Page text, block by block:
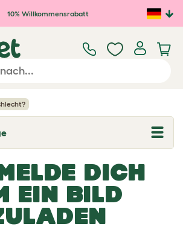
springen
10% Willkommensrabatt
DICH
EIN BILD